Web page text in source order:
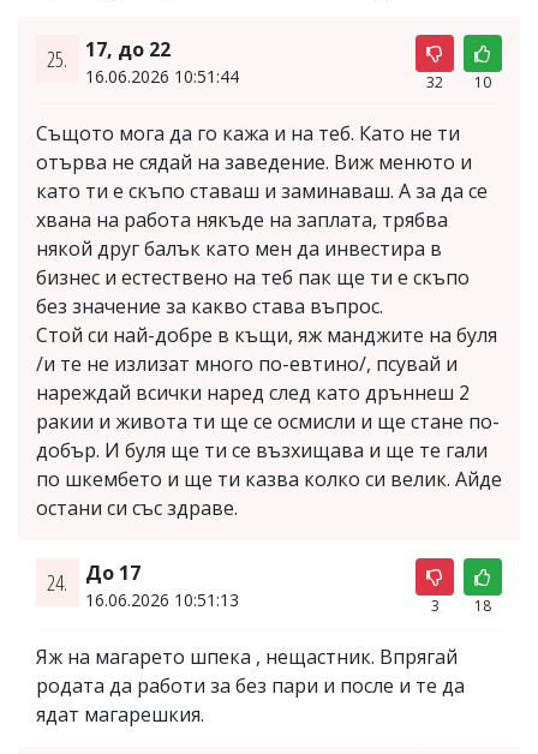
25. 17, до 22
16.06.2026 10:51:44 32 10
Същото мога да го кажа и на теб. Като не ти
отърва не сядай на заведение. Виж менюто и
като ти е скъпо ставаш и заминаваш. А за да се
хвана на работа някъде на заплата, трябва
някой друг балък като мен да инвестира в
бизнес и естествено на теб пак ще ти е скъпо
без значение за какво става въпрос.
Стой си най-добре в къщи, яж манджите на буля
/и те не излизат много по-евтино/, псувай и
нареждай всички наред след като дръннеш 2
ракии и живота ти ще се осмисли и ще стане по-
добър. И буля ще ти се възхищава и ще те гали
по шкембето и ще ти казва колко си велик. Айде
остани си със здраве.
24. До 17
16.06.2026 10:51:13 3 18
Яж на магарето шпека , нещастник. Впрягай
родата да работи за без пари и после и те да
ядат магарешкия.